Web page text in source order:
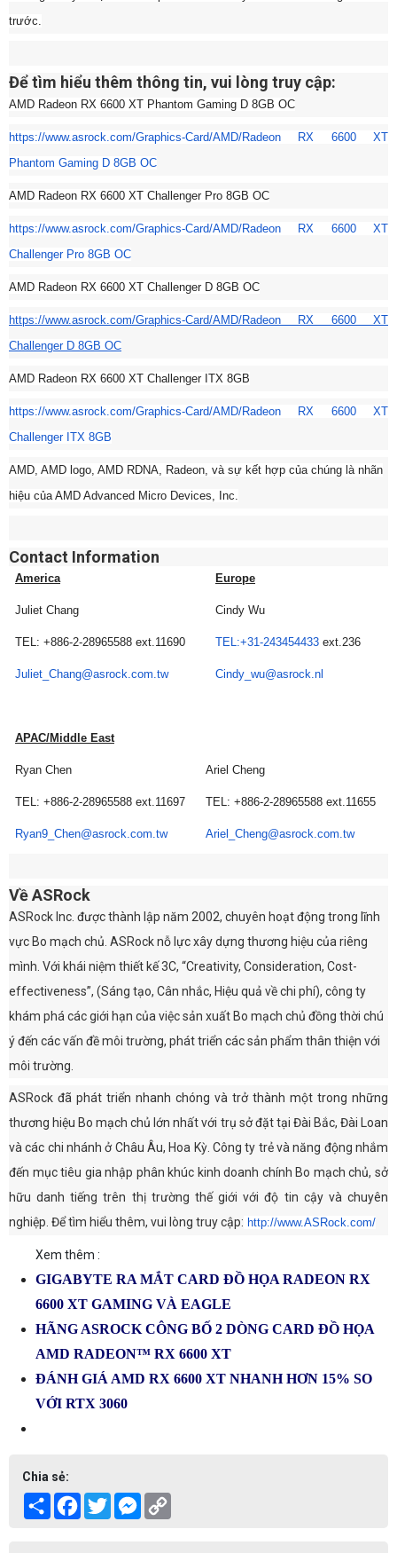
trước.
Để tìm hiểu thêm thông tin, vui lòng truy cập:
AMD Radeon RX 6600 XT Phantom Gaming D 8GB OC
https://www.asrock.com/Graphics-Card/AMD/Radeon RX 6600 XT
Phantom Gaming D 8GB OC
AMD Radeon RX 6600 XT Challenger Pro 8GB OC
https://www.asrock.com/Graphics-Card/AMD/Radeon RX 6600 XT
Challenger Pro 8GB OC
AMD Radeon RX 6600 XT Challenger D 8GB OC
https://www.asrock.com/Graphics-Card/AMD/Radeon RX 6600 XT
Challenger D 8GB OC
AMD Radeon RX 6600 XT Challenger ITX 8GB
https://www.asrock.com/Graphics-Card/AMD/Radeon RX 6600 XT
Challenger ITX 8GB
AMD, AMD logo, AMD RDNA, Radeon, và sự kết hợp của chúng là nhãn
hiệu của AMD Advanced Micro Devices, Inc.
Contact Information
America Europe
Juliet Chang Cindy Wu
TEL: +886-2-28965588 ext.11690 TEL:+31-243454433 ext.236
Juliet_Chang@asrock.com.tw Cindy_wu@asrock.nl
APAC/Middle East
Ryan Chen Ariel Cheng
TEL: +886-2-28965588 ext.11697 TEL: +886-2-28965588 ext.11655
Ryan9_Chen@asrock.com.tw Ariel_Cheng@asrock.com.tw
Về ASRock
ASRock Inc. được thành lập năm 2002, chuyên hoạt động trong lĩnh
vực Bo mạch chủ. ASRock nỗ lực xây dựng thương hiệu của riêng
mình. Với khái niệm thiết kế 3C, “Creativity, Consideration, Cost-
effectiveness”, (Sáng tạo, Cân nhắc, Hiệu quả về chi phí), công ty
khám phá các giới hạn của việc sản xuất Bo mạch chủ đồng thời chú
ý đến các vấn đề môi trường, phát triển các sản phẩm thân thiện với
môi trường.
ASRock đã phát triển nhanh chóng và trở thành một trong những
thương hiệu Bo mạch chủ lớn nhất với trụ sở đặt tại Đài Bắc, Đài Loan
và các chi nhánh ở Châu Âu, Hoa Kỳ. Công ty trẻ và năng động nhắm
đến mục tiêu gia nhập phân khúc kinh doanh chính Bo mạch chủ, sở
hữu danh tiếng trên thị trường thế giới với độ tin cậy và chuyên
nghiệp. Để tìm hiểu thêm, vui lòng truy cập: http://www.ASRock.com/
Xem thêm :
GIGABYTE RA MẮT CARD ĐỒ HỌA RADEON RX
6600 XT GAMING VÀ EAGLE
HÃNG ASROCK CÔNG BỐ 2 DÒNG CARD ĐỒ HỌA
AMD RADEON™ RX 6600 XT
ĐÁNH GIÁ AMD RX 6600 XT NHANH HƠN 15% SO
VỚI RTX 3060
Chia sẻ:
Share Facebook
TwitterMessenger